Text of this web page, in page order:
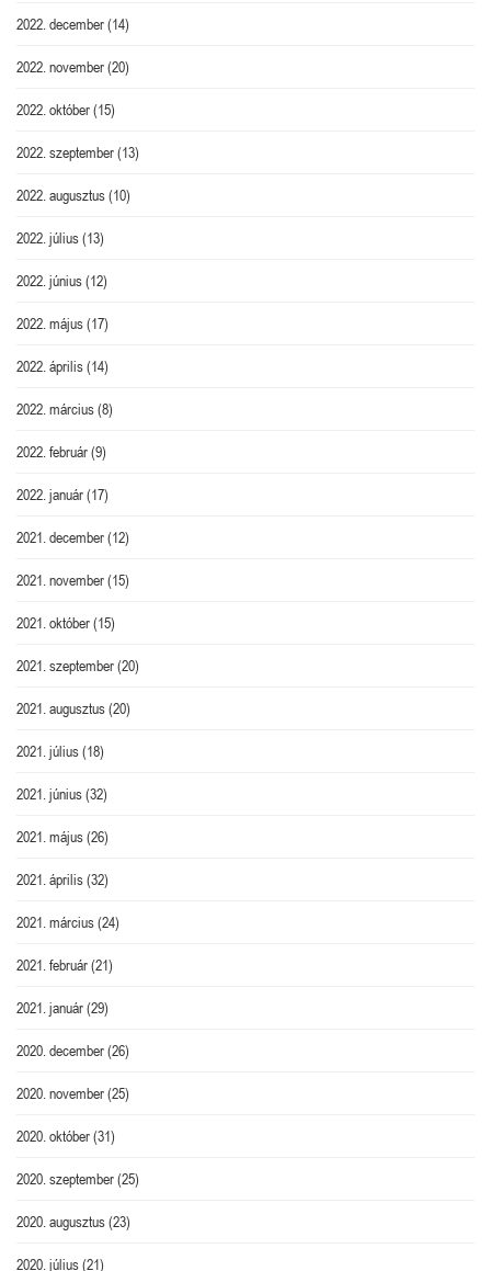
2022. december(14)
2022. november(20)
2022. október(15)
2022. szeptember(13)
2022. augusztus(10)
2022. július(13)
2022. június(12)
2022. május(17)
2022. április(14)
2022. március(8)
2022. február(9)
2022. január(17)
2021. december(12)
2021. november(15)
2021. október(15)
2021. szeptember(20)
2021. augusztus(20)
2021. július(18)
2021. június(32)
2021. május(26)
2021. április(32)
2021. március(24)
2021. február(21)
2021. január(29)
2020. december(26)
2020. november(25)
2020. október(31)
2020. szeptember(25)
2020. augusztus(23)
2020. július(21)